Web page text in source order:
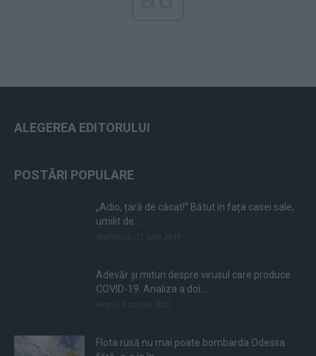
ALEGEREA EDITORULUI
POSTĂRI POPULARE
„Adio, țară de căcat!” Bătut în fața casei sale,
umilit de...
Adevăr și mituri despre virusul care produce
COVID-19. Analiza a doi...
Flota rusă nu mai poate bombarda Odessa